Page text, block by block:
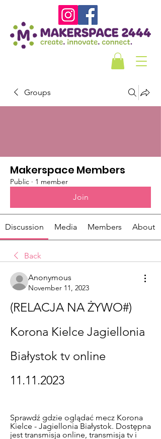
Groups
Makerspace Members
Public · 1 member
Join
Discussion Media Members About
Back
Anonymous
November 11, 2023
(RELACJA NA ŻYWO#)
Korona Kielce Jagiellonia
Białystok tv online
11.11.2023
Sprawdź gdzie oglądać mecz Korona
Kielce - Jagiellonia Białystok. Dostępna
jest transmisja online, transmisja tv i